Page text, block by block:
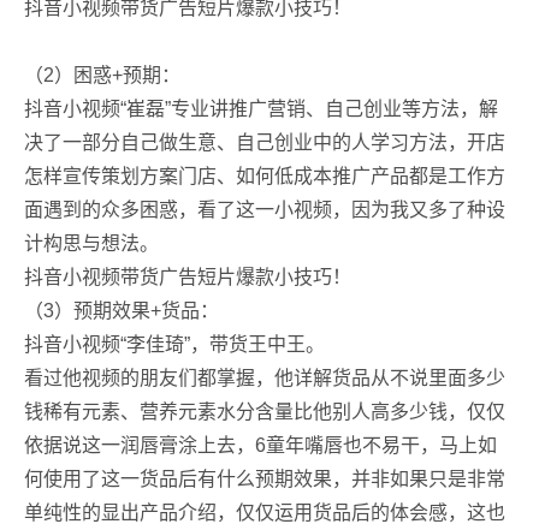
抖音小视频带货广告短片爆款小技巧！
（2）困惑+预期：
抖音小视频“崔磊”专业讲推广营销、自己创业等方法，解
决了一部分自己做生意、自己创业中的人学习方法，开店
怎样宣传策划方案门店、如何低成本推广产品都是工作方
面遇到的众多困惑，看了这一小视频，因为我又多了种设
计构思与想法。
抖音小视频带货广告短片爆款小技巧！
（3）预期效果+货品：
抖音小视频“李佳琦”，带货王中王。
看过他视频的朋友们都掌握，他详解货品从不说里面多少
钱稀有元素、营养元素水分含量比他别人高多少钱，仅仅
依据说这一润唇膏涂上去，6童年嘴唇也不易干，马上如
何使用了这一货品后有什么预期效果，并非如果只是非常
单纯性的显出产品介绍，仅仅运用货品后的体会感，这也